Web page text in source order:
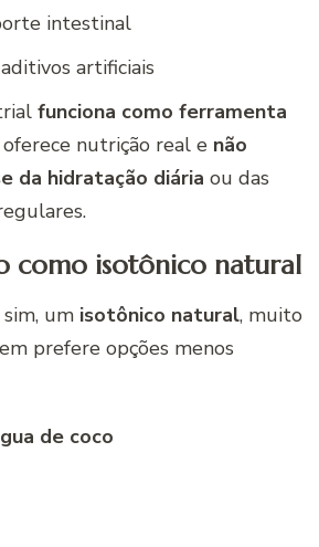
intestinal
artificiais
funciona como ferramenta
oferece nutrição real e não
da hidratação diária ou das
como isotônico natural
um isotônico natural, muito
prefere opções menos
de coco